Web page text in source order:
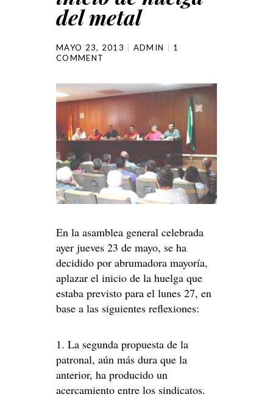
del metal
MAYO 23, 2013 ADMIN
1
COMMENT
En la asamblea general celebrada
ayer jueves 23 de mayo, se ha
decidido por abrumadora mayoría,
aplazar el inicio de la huelga que
estaba previsto para el lunes 27, en
base a las siguientes reflexiones:
1. La segunda propuesta de la
patronal, aún más dura que la
anterior, ha producido un
acercamiento entre los sindicatos.